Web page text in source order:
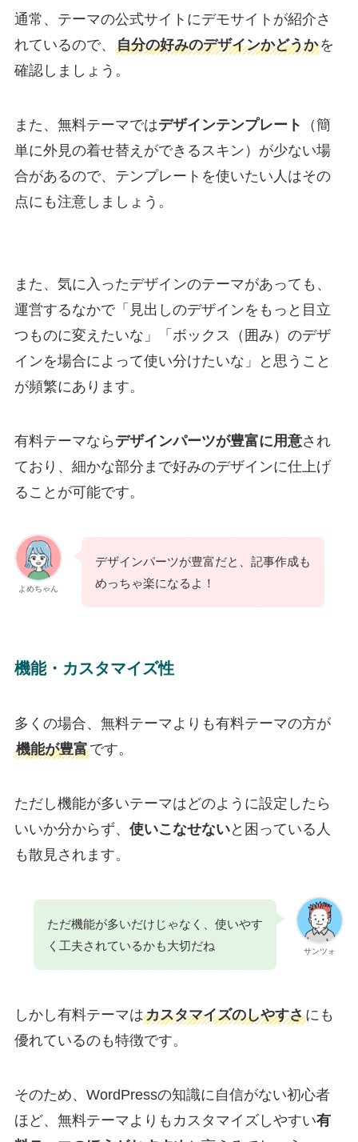
通常、テーマの公式サイトにデモサイトが紹介さ
れているので、 自分の好みのデザインかどうかを
確認しましょう。
また、無料テーマではデザインテンプレート
（簡
単に外見の着せ替えができるスキン）が少ない場
合があるので、テンプレートを使いたい人はその
点にも注意しましょう。
また、気に入ったデザインのテーマがあっても、
運営するなかで「見出しのデザインをもっと目立
つものに変えたいな」「ボックス（囲み）のデザ
インを場合によって使い分けたいな」と思うこと
が頻繁にあります。
有料テーマなら デザインパーツが豊富に用意され
ており、細かな部分まで好みのデザインに仕上げ
ることが可能です。
よめちゃん
デザインパーツが豊富だと、記事作成も
めっちゃ楽になるよ！
機能・カスタマイズ性
多くの場合、無料テーマよりも有料テーマの方が
機能が豊富です。
ただし機能が多いテーマはどのように設定したら
いいか分からず、 使いこなせないと困っている人
も散見されます。
サンツォ
ただ機能が多いだけじゃなく、使いやす
く工夫されているかも大切だね
しかし有料テーマはカスタマイズのしやすさにも
優れているのも特徴です。
そのため、WordPressの知識に自信がない初心者
ほど、無料テーマよりもカスタマイズしやすい有